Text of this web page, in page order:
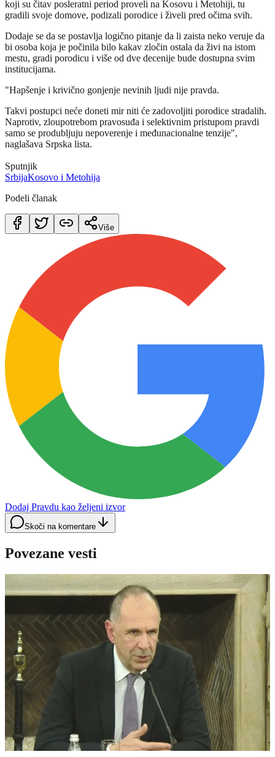
koji su čitav posleratni period proveli na Kosovu i Metohiji, tu
gradili svoje domove, podizali porodice i živeli pred očima svih.
Dodaje se da se postavlja logično pitanje da li zaista neko veruje da
bi osoba koja je počinila bilo kakav zločin ostala da živi na istom
mestu, gradi porodicu i više od dve decenije bude dostupna svim
institucijama.
"Hapšenje i krivično gonjenje nevinih ljudi nije pravda.
Takvi postupci neće doneti mir niti će zadovoljiti porodice stradalih.
Naprotiv, zloupotrebom pravosuđa i selektivnim pristupom pravdi
samo se produbljuju nepoverenje i međunacionalne tenzije",
naglašava Srpska lista.
Sputnjik
SrbijaKosovo i Metohija
Podeli članak
Više
Dodaj Pravdu kao željeni izvor
Skoči na komentare
Povezane vesti